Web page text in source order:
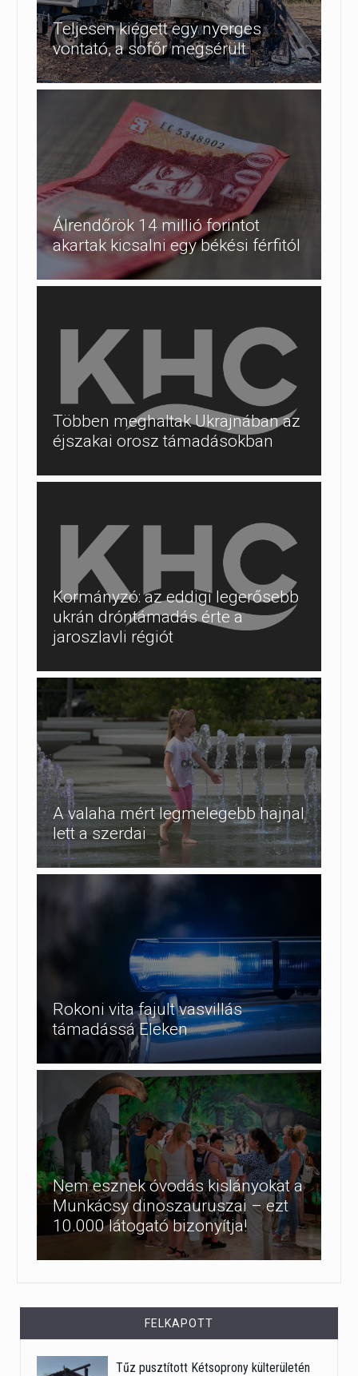
Teljesen kiégett egy nyerges
vontató, a sofőr megsérült
Álrendőrök 14 millió forintot
akartak kicsalni egy békési férfitól
Többen meghaltak Ukrajnában az
éjszakai orosz támadásokban
Kormányzó: az eddigi legerősebb
ukrán dróntámadás érte a
jaroszlavli régiót
A valaha mért legmelegebb hajnal
lett a szerdai
Rokoni vita fajult vasvillás
támadássá Eleken
Nem esznek óvodás kislányokat a
Munkácsy dinoszauruszai – ezt
10.000 látogató bizonyítja!
FELKAPOTT
Tűz pusztított Kétsoprony külterületén